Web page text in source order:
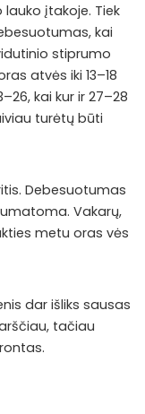
įtakoje. Tiek
kai
stiprumo
atvės iki 13–18
kai kur ir 27–28
turėtų būti
Debesuotumas
Vakarų,
metu oras vės
dar išliks sausas
tačiau